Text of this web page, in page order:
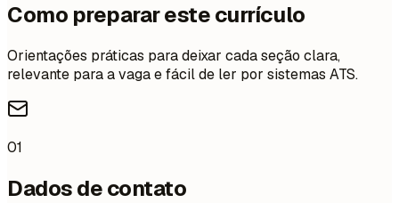
Como preparar este currículo
Orientações práticas para deixar cada seção clara,
relevante para a vaga e fácil de ler por sistemas ATS.
01
Dados de contato